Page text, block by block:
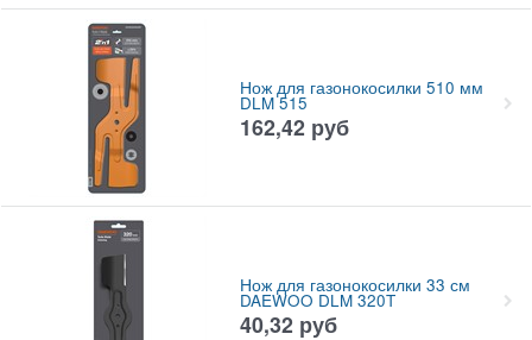
Нож для газонокосилки 510 мм
DLM 515
162,42 руб
Нож для газонокосилки 33 см
DAEWOO DLM 320T
40,32 руб